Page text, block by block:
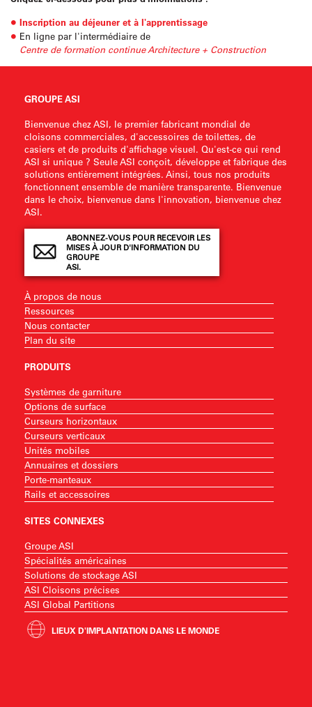
Inscription au déjeuner et à l'apprentissage
En ligne par l'intermédiaire de
Centre de formation continue Architecture + Construction
GROUPE ASI
Bienvenue chez ASI, le premier fabricant mondial de
cloisons commerciales, d'accessoires de toilettes, de
casiers et de produits d'affichage visuel. Qu'est-ce qui rend
ASI si unique ? Seule ASI conçoit, développe et fabrique des
solutions entièrement intégrées. Ainsi, tous nos produits
fonctionnent ensemble de manière transparente. Bienvenue
dans le choix, bienvenue dans l'innovation, bienvenue chez
ASI.
ABONNEZ-VOUS POUR RECEVOIR LES
MISES À JOUR D'INFORMATION DU
GROUPE
ASI.
À propos de nous
Ressources
Nous contacter
Plan du site
PRODUITS
Systèmes de garniture
Options de surface
Curseurs horizontaux
Curseurs verticaux
Unités mobiles
Annuaires et dossiers
Porte-manteaux
Rails et accessoires
SITES CONNEXES
Groupe ASI
Spécialités américaines
Solutions de stockage ASI
ASI Cloisons précises
ASI Global Partitions
LIEUX D'IMPLANTATION DANS LE MONDE